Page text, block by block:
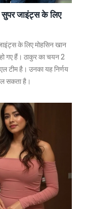
जाइंट्स के लिए
के लिए मोहसिन खान
गए हैं। ठाकुर का चयन 2
टीम है। उनका यह निर्णय
सकता है।